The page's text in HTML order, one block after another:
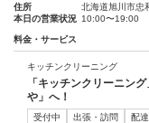
住所
北海道旭川市忠
本日の営業状況 10:00〜19:00
料金・サービス
キッチンクリーニング
「キッチンクリーニン
や」へ！
受付中 出張・訪問 配